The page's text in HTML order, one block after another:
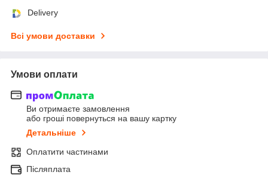
Delivery
Всі умови доставки
Умови оплати
Ви отримаєте замовлення
або гроші повернуться на вашу картку
Детальніше
Оплатити частинами
Післяплата